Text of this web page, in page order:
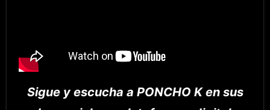
Sigue y escucha a PONCHO K en sus